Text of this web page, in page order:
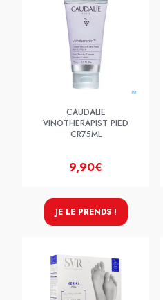
CAUDALIE
VINOTHERAPIST PIED
CR75ML
9,90€
JE LE PRENDS !